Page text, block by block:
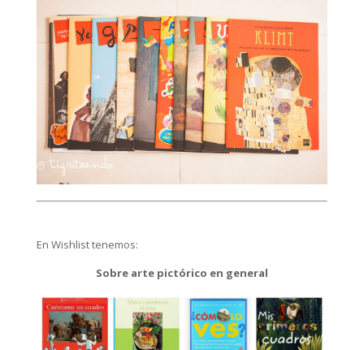
En Wishlist tenemos:
Sobre arte pictórico en general